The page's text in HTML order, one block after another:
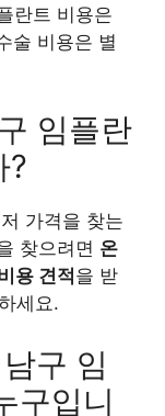
란트 비용은
술 비용은 별
임플란
?
가격을 찾는
찾으려면 온
용 견적 을 받
세요.
구 임
구입니